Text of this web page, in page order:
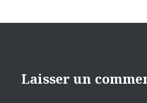
Laisser un